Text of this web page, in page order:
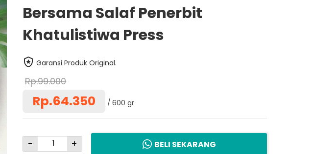
Bersama Salaf Penerbit
Khatulistiwa Press
Garansi Produk Original.
Rp.99.000
Rp.64.350 600 gr
- + BELI SEKARANG